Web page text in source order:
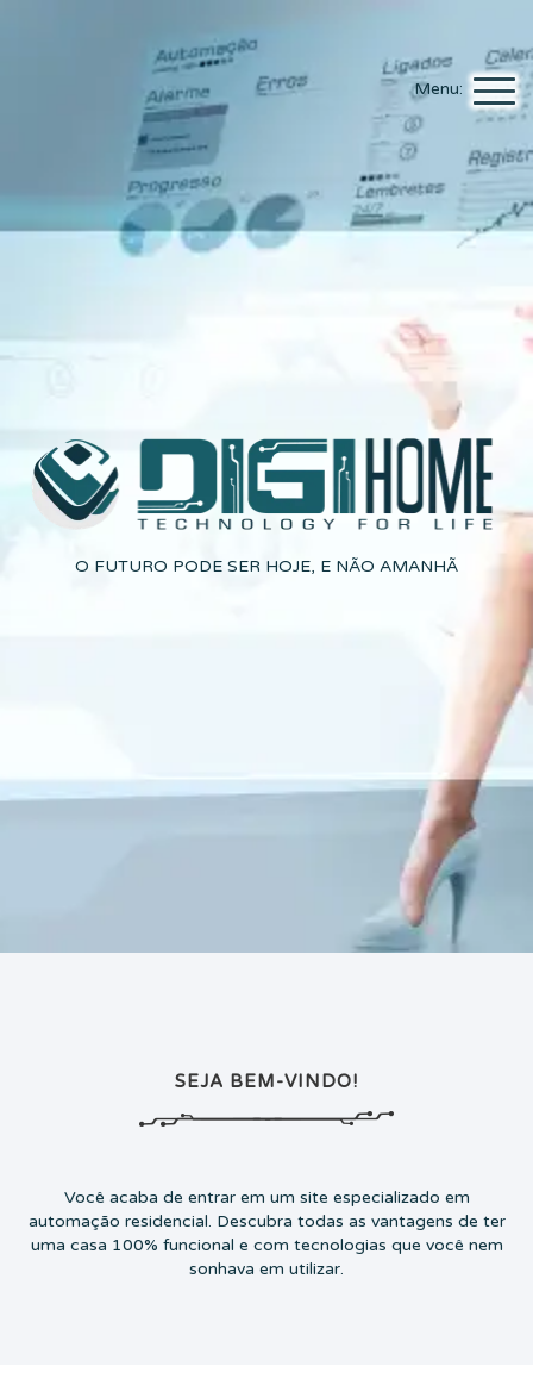
Menu:
O FUTURO PODE SER HOJE, E NÃO AMANHÃ
SEJA BEM-VINDO!
Você acaba de entrar em um site especializado em
automação residencial. Descubra todas as vantagens de ter
uma casa 100% funcional e com tecnologias que você nem
sonhava em utilizar.